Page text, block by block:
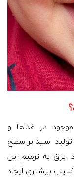
در غذاها و
تولید اسید بر سطح
بزاق به ترمیم این
بیشتری ایجاد